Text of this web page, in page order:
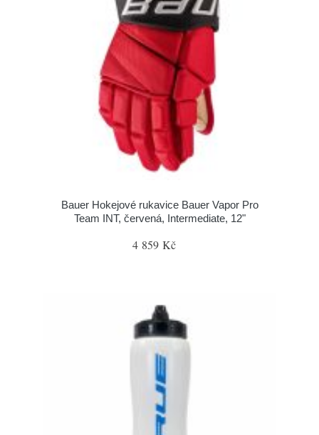
Bauer Hokejové rukavice Bauer Vapor Pro
Team INT, červená, Intermediate, 12"
4 859 Kč